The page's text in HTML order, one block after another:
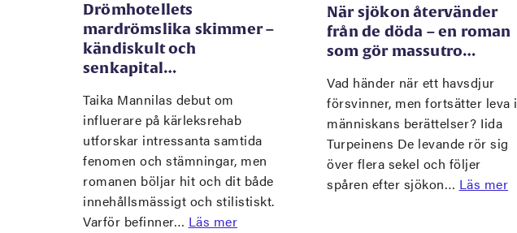
Drömhotellets
mardrömslika skimmer –
kändiskult och
senkapital…
Taika Mannilas debut om
influerare på kärleksrehab
utforskar intressanta samtida
fenomen och stämningar, men
romanen böljar hit och dit både
innehållsmässigt och stilistiskt.
Varför befinner… Läs mer
När sjökon återvänder
från de döda – en roman
som gör massutro…
Vad händer när ett havsdjur
försvinner, men fortsätter leva i
människans berättelser? Iida
Turpeinens De levande rör sig
över flera sekel och följer
spåren efter sjökon… Läs mer